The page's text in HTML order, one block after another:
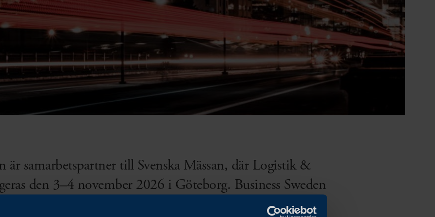
är samarbetspartner till Svenska Mässan, där Logistik &
den 3–4 november 2026 i Göteborg. Business Sweden
med omvärldsanalys med fokus på handel och export.